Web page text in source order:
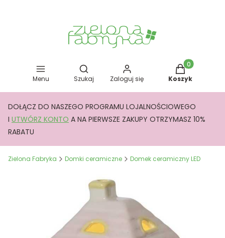
Menu
Otwórz wyszukiwarkę
Szukaj Zaloguj się
Produkty w
Koszyk
DOŁĄCZ DO NASZEGO PROGRAMU LOJALNOŚCIOWEGO
I UTWÓRZ KONTO A NA PIERWSZE ZAKUPY OTRZYMASZ 10%
RABATU
Zielona Fabryka Domki ceramiczne Domek ceramiczny LED